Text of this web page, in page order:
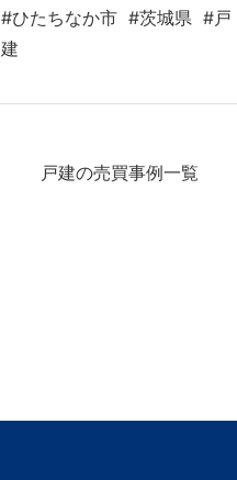
#ひたちなか市 #茨城県 #戸
建
戸建の売買事例一覧